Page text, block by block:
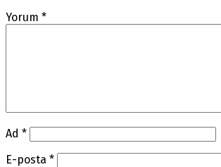
Yorum *
Ad *
E-posta *